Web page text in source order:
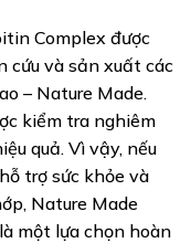
Complex được
cứu và sản xuất các
– Nature Made.
kiểm tra nghiêm
quả. Vì vậy, nếu
trợ sức khỏe và
Nature Made
một lựa chọn hoàn